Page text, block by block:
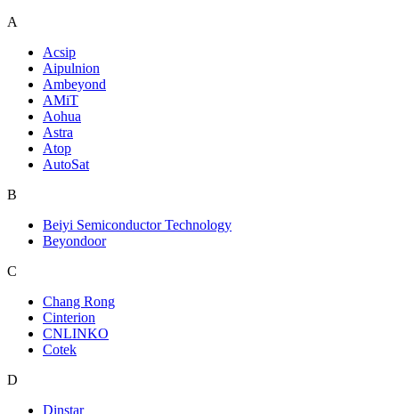
A
Acsip
Aipulnion
Ambeyond
AMiT
Aohua
Astra
Atop
AutoSat
B
Beiyi Semiconductor Technology
Beyondoor
C
Chang Rong
Cinterion
CNLINKO
Cotek
D
Dinstar